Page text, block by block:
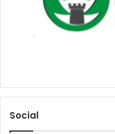
Social